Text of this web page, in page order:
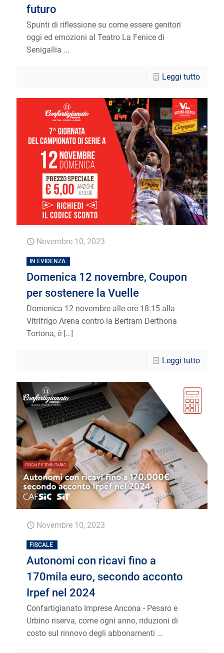
futuro
Spunti di riflessione su come essere genitori
oggi ed emozioni al Teatro La Fenice di
Senigallia ...
Leggi tutto
Novembre 10, 2023
IN EVIDENZA
Domenica 12 novembre, Coupon
per sostenere la Vuelle
Domenica 12 novembre alle ore 18:15 alla
Vitrifrigo Arena contro la Bertram Derthona
Tortona, è […]
Leggi tutto
Novembre 10, 2023
FISCALE
Autonomi con ricavi fino a
170mila euro, secondo acconto
Irpef nel 2024
Confartigianato Imprese Ancona - Pesaro e
Urbino riserva, come ogni anno, riduzioni di
costo sul rinnovo degli abbonamenti ...